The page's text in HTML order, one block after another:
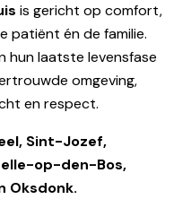
is gericht op comfort,
patiënt én de familie.
hun laatste levensfase
omgeving,
en respect.
Sint-Jozef,
op-den-Bos,
Oksdonk.